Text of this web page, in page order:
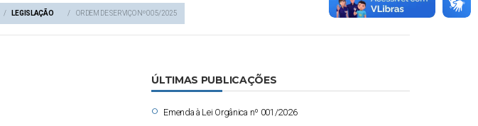
LEGISLAÇÃO ORDEM DE SERVIÇO Nº 005/2025
ÚLTIMAS PUBLICAÇÕES
circle Emenda à Lei Orgânica nº 001/2026